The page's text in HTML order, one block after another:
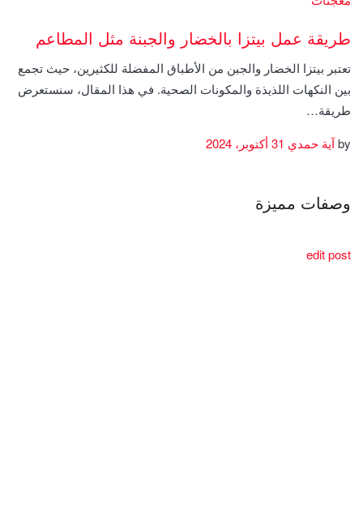
طريقة عمل بيتزا بالخضار والجبنة مثل المطاعم
تعتبر بيتزا الخضار والجبن من الأطباق المفضلة للكثيرين، حيث تجمع
بين النكهات اللذيذة والمكونات الصحية. في هذا المقال، سنستعرض
طريقة…
byآية حمدي
وصفات مميزة
edit post